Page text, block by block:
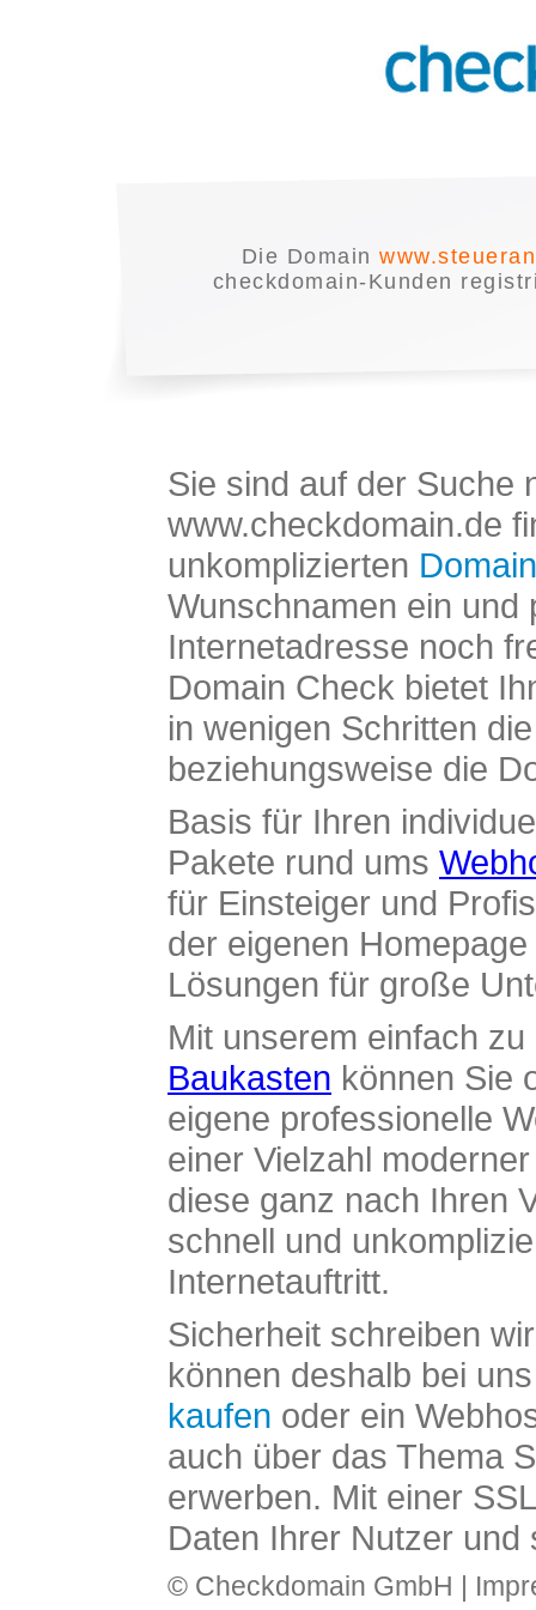
Die Domain
checkdomain-Kunden
Sie sind auf der Suche
www.checkdomain.de
unkomplizierten
Wunschnamen ein und
Internetadresse noch
Domain Check bietet
in wenigen Schritten
beziehungsweise die
Basis für Ihren
Pakete rund ums
für Einsteiger und
der eigenen
Lösungen für große
Mit unserem einfach
Baukasten können Sie
eigene professionelle
einer Vielzahl
diese ganz nach Ihren
schnell und
Internetauftritt.
Sicherheit schreiben
können deshalb bei
kaufen oder ein
auch über das Thema
erwerben. Mit einer
Daten Ihrer Nutzer und
© Checkdomain GmbH |